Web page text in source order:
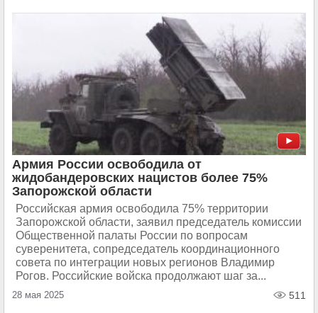
Армия России освободила от
жидобандеровских нацистов более 75%
Запорожской области
Российская армия освободила 75% территории
Запорожской области, заявил председатель комиссии
Общественной палаты России по вопросам
суверенитета, сопредседатель координационного
совета по интеграции новых регионов Владимир
Рогов. Российские войска продолжают шаг за...
28 мая 2025 511